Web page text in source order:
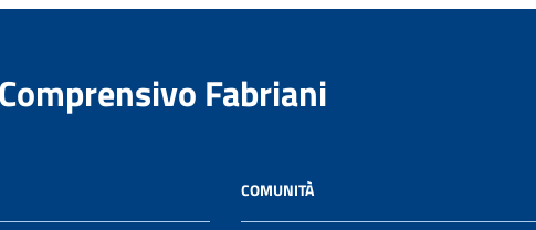
Fabriani
COMUNITÀ